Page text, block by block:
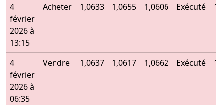
4
février
2026 à
13:15
Acheter 1,0633 1,0655 1,0606 Exécuté
4
février
2026 à
06:35
Vendre 1,0637 1,0617 1,0662 Exécuté